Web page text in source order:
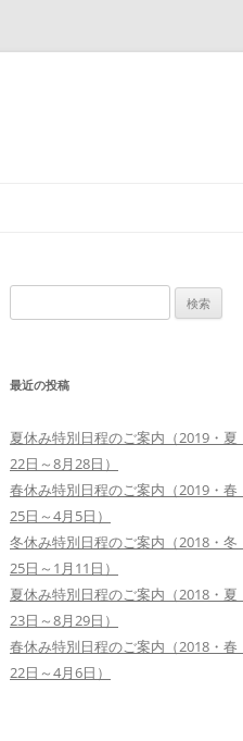
索:
最近の投稿
夏休み特別日程のご案内（2019・
22日～8月28日）
春休み特別日程のご案内（2019・
25日～4月5日）
冬休み特別日程のご案内（2018・
25日～1月11日）
夏休み特別日程のご案内（2018・
23日～8月29日）
春休み特別日程のご案内（2018・
22日～4月6日）